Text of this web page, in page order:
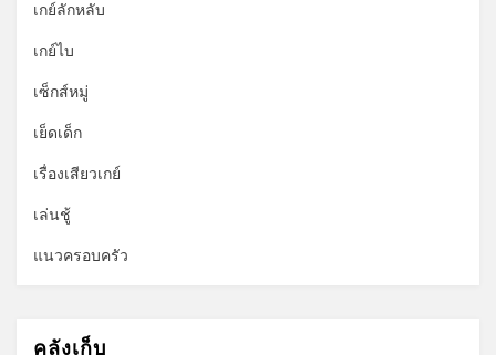
เกย์ลักหลับ
เกย์ไบ
เซ็กส์หมู่
เย็ดเด็ก
เรื่องเสียวเกย์
เล่นชู้
แนวครอบครัว
คลังเก็บ